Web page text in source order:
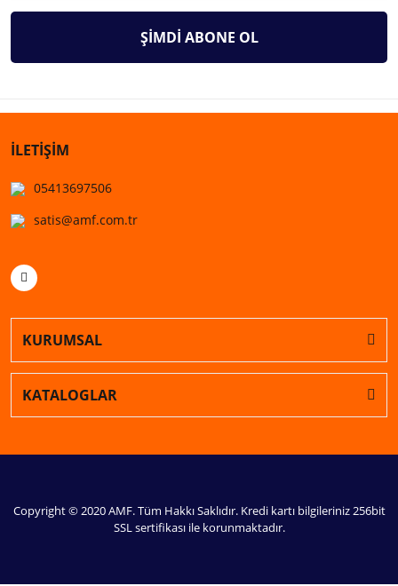
ŞİMDİ ABONE OL
İLETİŞİM
05413697506
satis@amf.com.tr
KURUMSAL
KATALOGLAR
Copyright © 2020 AMF. Tüm Hakkı Saklıdır. Kredi kartı bilgileriniz 256bit
SSL sertifikası ile korunmaktadır.